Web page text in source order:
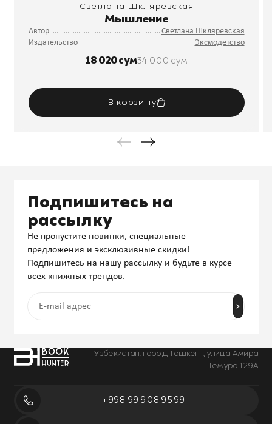
Светлана Шкляревская
Мышление
Автор
Светлана Шкляревская
Издательство
Эксмодетство
18 020 сум34 000 сум
В корзину
Узбекистан, город Ташкент, улица Амира
Темура 129А
+998 99 908 95 99
Подпишитесь на
рассылку
Не пропустите новинки, специальные
предложения и эксклюзивные скидки!
Подпишитесь на нашу рассылку и будьте в курсе
всех книжных трендов.